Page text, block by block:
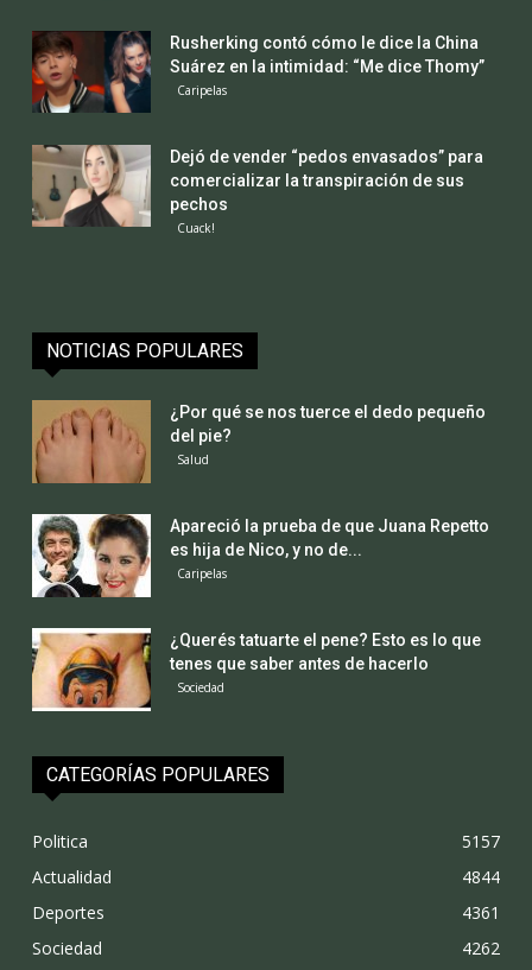
Rusherking contó cómo le dice la China
Suárez en la intimidad: “Me dice Thomy”
Caripelas
Dejó de vender “pedos envasados” para
comercializar la transpiración de sus
pechos
Cuack!
NOTICIAS POPULARES
¿Por qué se nos tuerce el dedo pequeño
del pie?
Salud
Apareció la prueba de que Juana Repetto
es hija de Nico, y no de...
Caripelas
¿Querés tatuarte el pene? Esto es lo que
tenes que saber antes de hacerlo
Sociedad
CATEGORÍAS POPULARES
Politica
5157
Actualidad
4844
Deportes
4361
Sociedad
4262